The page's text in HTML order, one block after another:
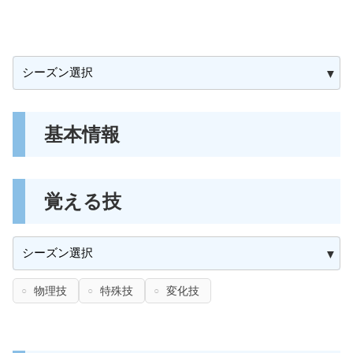
基本情報
覚える技
物理技 特殊技 変化技